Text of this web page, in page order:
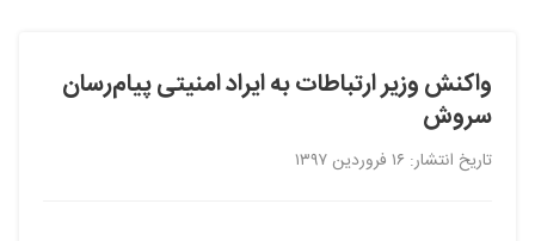
واکنش وزیر ارتباطات به ایراد امنیتی پیام‌رسان
سروش
تاریخ انتشار: ۱۶ فروردین ۱۳۹۷